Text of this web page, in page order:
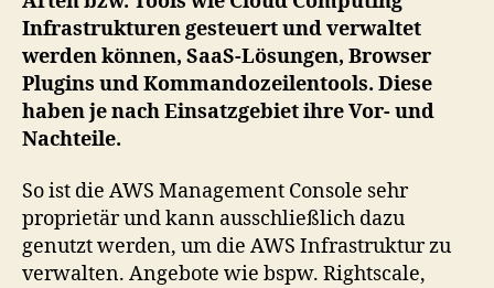
Infrastrukturen gesteuert und verwaltet
werden können, SaaS-Lösungen, Browser
Plugins und Kommandozeilentools. Diese
haben je nach Einsatzgebiet ihre Vor- und
Nachteile.
So ist die AWS Management Console sehr
proprietär und kann ausschließlich dazu
genutzt werden, um die AWS Infrastruktur zu
verwalten. Angebote wie bspw. Rightscale,